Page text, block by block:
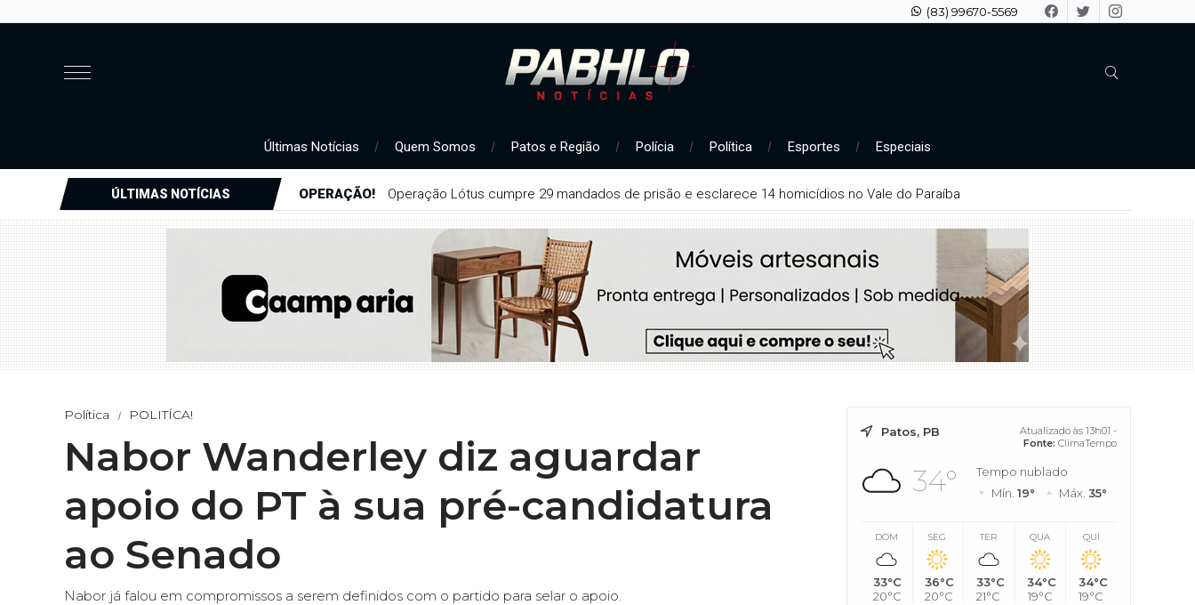
(83) 99670-5569
Últimas Notícias Quem Somos Patos e Região Polícia Política Esportes Especiais
ÚLTIMAS NOTÍCIAS OPERAÇÃO! Operação Lótus cumpre 29 mandados de prisão e esclarece 14 homicídios no Vale do Paraíba
Política POLITÍCA!
Nabor Wanderley diz aguardar
apoio do PT à sua pré-candidatura
ao Senado
Nabor já falou em compromissos a serem definidos com o partido para selar o apoio.
Patos, PB
Atualizado às 13h01 -
Fonte: ClimaTempo
34°
Tempo nublado
Mín. 19° Máx. 35°
DOM
33°C
20°C
SEG
36°C
20°C
TER
33°C
21°C
QUA
34°C
19°C
QUI
34°C
19°C